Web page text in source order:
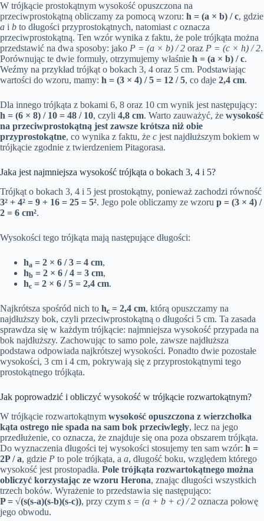
W trójkącie prostokątnym wysokość opuszczona na
przeciwprostokątną obliczamy za pomocą wzoru: h = (a × b) / c, gdzie
a i b to długości przyprostokątnych, natomiastc oznacza
przeciwprostokątną. Ten wzór wynika z faktu, że pole trójkąta można
przedstawić na dwa sposoby: jako P = (a × b) / 2 oraz P = (c × h) / 2.
Porównując te dwie formuły, otrzymujemy właśnie h = (a × b) / c.
Weźmy na przykład trójkąt o bokach 3, 4 oraz 5 cm. Podstawiając
wartości do wzoru, mamy: h = (3 × 4) / 5 = 12 / 5, co daje 2,4 cm.
Dla innego trójkąta z bokami 6, 8 oraz 10 cm wynik jest następujący:
h = (6 × 8) / 10 = 48 / 10, czyli 4,8 cm. Warto zauważyć, że wysokość
na przeciwprostokątną jest zawsze krótsza niż obie
przyprostokątne, co wynika z faktu, że c jest najdłuższym bokiem w
trójkącie zgodnie z twierdzeniem Pitagorasa.
Jaka jest najmniejsza wysokość trójkąta o bokach 3, 4 i 5?
Trójkąt o bokach 3, 4 i 5 jest prostokątny, ponieważ zachodzi równość
3² + 4² = 9 + 16 = 25 = 5². Jego pole obliczamy ze wzoru p = (3 × 4) /
2 = 6 cm².
Wysokości tego trójkąta mają następujące długości:
ha = 2 × 6 / 3 = 4 cm,
hb = 2 × 6 / 4 = 3 cm,
hc = 2 × 6 / 5 = 2,4 cm.
Najkrótsza spośród nich to hc = 2,4 cm, którą opuszczamy na
najdłuższy bok, czyli przeciwprostokątną o długości 5 cm. Ta zasada
sprawdza się w każdym trójkącie: najmniejsza wysokość przypada na
bok najdłuższy. Zachowując to samo pole, zawsze najdłuższa
podstawa odpowiada najkrótszej wysokości. Ponadto dwie pozostałe
wysokości, 3 cm i 4 cm, pokrywają się z przyprostokątnymi tego
prostokątnego trójkąta.
Jak poprowadzić i obliczyć wysokość w trójkącie rozwartokątnym?
W trójkącie rozwartokątnym wysokość opuszczona z wierzchołka
kąta ostrego nie spada na sam bok przeciwległy, lecz na jego
przedłużenie, co oznacza, że znajduje się ona poza obszarem trójkąta.
Do wyznaczenia długości tej wysokości stosujemy ten sam wzór: h =
2P / a, gdzie P to pole trójkąta, a a, długość boku, względem którego
wysokość jest prostopadła. Pole trójkąta rozwartokątnego można
obliczyć korzystając ze wzoru Herona, znając długości wszystkich
trzech boków. Wyrażenie to przedstawia się następująco:
P = √(s(s-a)(s-b)(s-c)), przy czym s = (a + b + c) / 2 oznacza połowę
jego obwodu.